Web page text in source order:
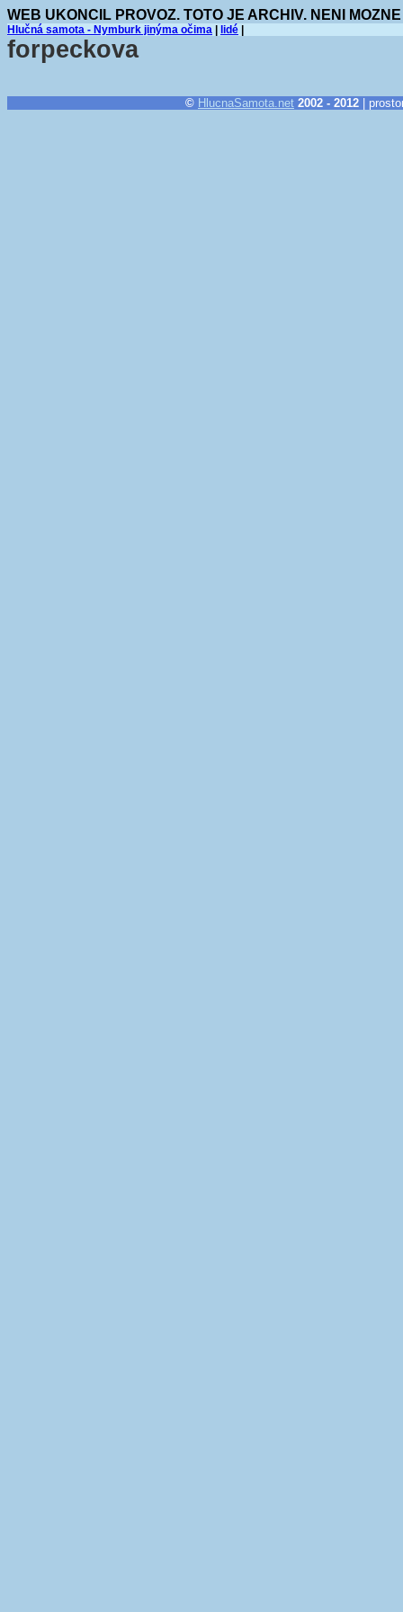
WEB UKONCIL PROVOZ. TOTO JE ARCHIV. NENI
Hlučná samota - Nymburk jinýma očima lidé
forpeckova
© HlucnaSamota.net 2002 - 2012 |